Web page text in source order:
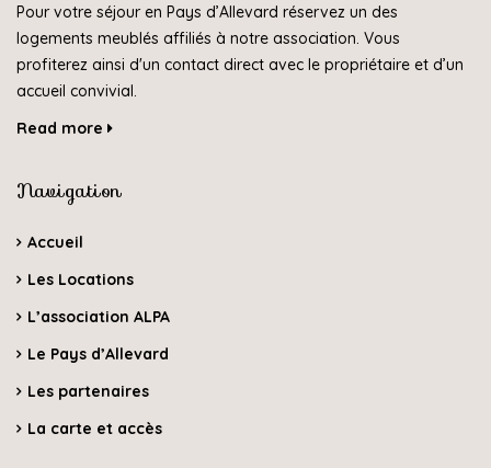
Pour votre séjour en Pays d’Allevard réservez un des
logements meublés affiliés à notre association. Vous
profiterez ainsi d'un contact direct avec le propriétaire et d’un
accueil convivial.
Read more
Navigation
Accueil
Les Locations
L’association ALPA
Le Pays d’Allevard
Les partenaires
La carte et accès